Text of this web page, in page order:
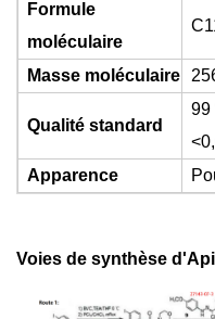
Formule
moléculaire
Masse moléculaire
Qualité standard
99
Apparence
Voies de synthèse